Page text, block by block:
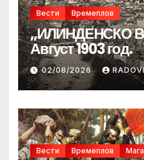
Вести Времеплов
„ИЛИНДЕНСКО
Август 1903 год.
02/08/2026
Вести Времеплов